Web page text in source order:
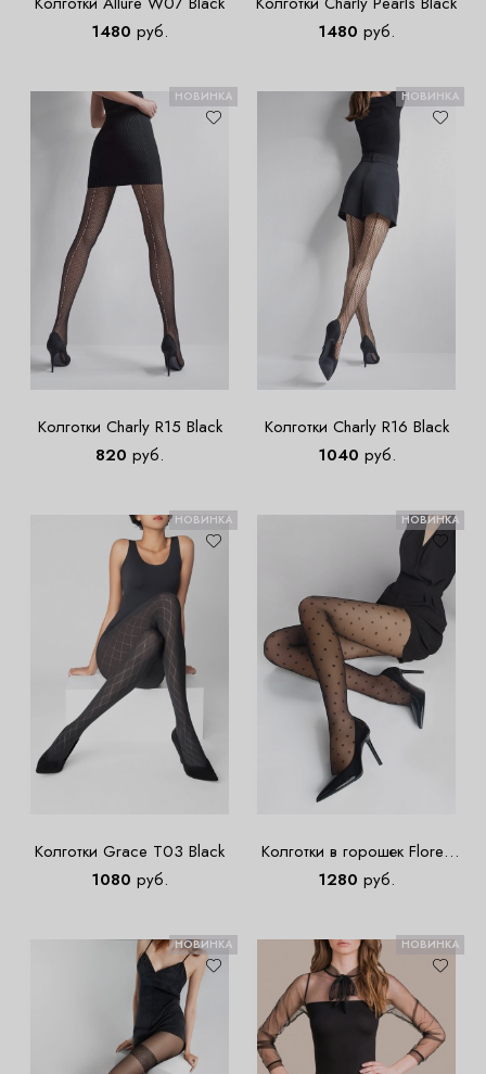
1480 руб.
1480 руб.
НОВИНКА
Колготки Charly R15 Black
820 руб.
НОВИНКА
Колготки Charly R16 Black
1040 руб.
НОВИНКА
Колготки Grace T03 Black
1080 руб.
НОВИНКА
Колготки в горошек Flores
Dots 02 Black
1280 руб.
НОВИНКА НОВИНКА